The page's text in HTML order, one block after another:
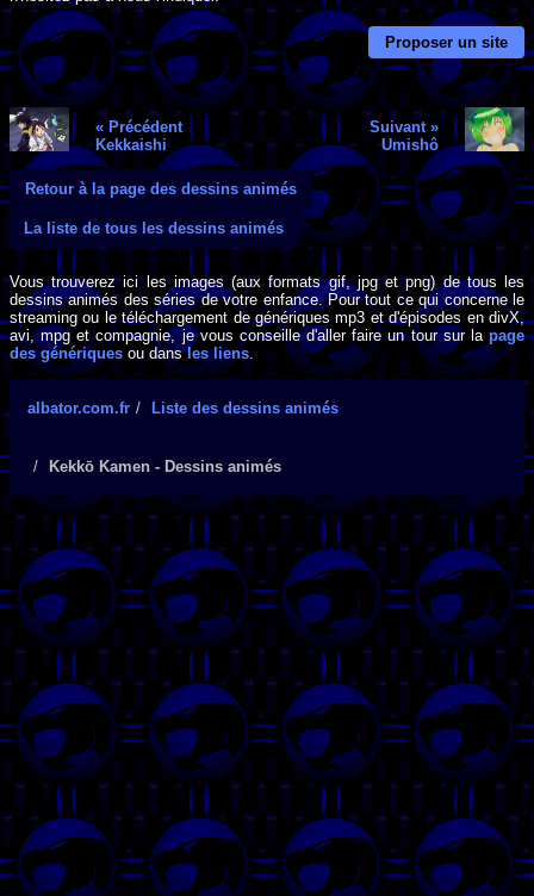
Proposer un site
« Précédent
Kekkaishi
Suivant »
Umishô
Retour à la page des dessins animés
La liste de tous les dessins animés
Vous trouverez ici les images (aux formats gif, jpg et png) de tous les
dessins animés des séries de votre enfance. Pour tout ce qui concerne le
streaming ou le téléchargement de génériques mp3 et d'épisodes en divX,
avi, mpg et compagnie, je vous conseille d'aller faire un tour sur la page
des génériques ou dansles liens.
albator.com.fr Liste des dessins animés
Kekkō Kamen - Dessins animés